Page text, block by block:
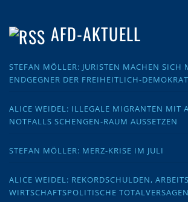
AFD-AKTUELL
STEFAN MÖLLER: JURISTEN MACHEN SICH
ENDGEGNER DER FREIHEITLICH-
ALICE WEIDEL: ILLEGALE MIGRANTEN MIT
NOTFALLS SCHENGEN-RAUM AUSSETZEN
STEFAN MÖLLER: MERZ-KRISE IM JULI
ALICE WEIDEL: REKORDSCHULDEN,
WIRTSCHAFTSPOLITISCHE